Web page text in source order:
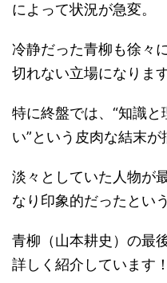
によって状況が急変。
冷静だった青柳も徐々
切れない立場になります
特に終盤では、“知識
い”という皮肉な結末が
淡々としていた人物が
なり印象的だったとい
青柳（山本耕史）の最
詳しく紹介しています！